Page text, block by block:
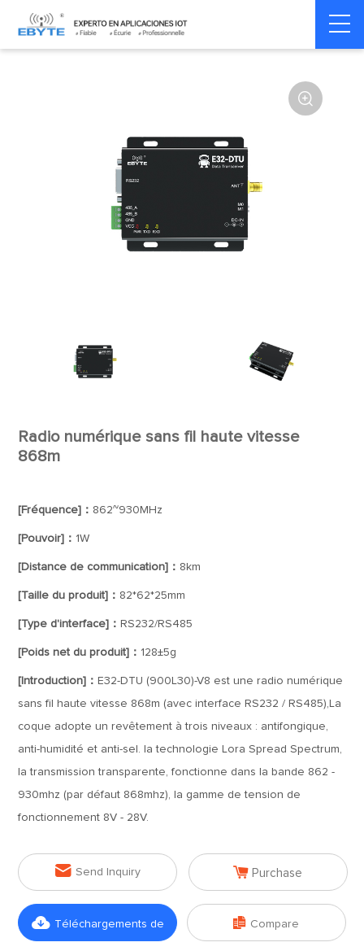
Home > Modem > Wireless modem LoRa wirelss modem

Radio numérique sans fil haute vitesse
868m
[Fréquence]： 862~930MHz
[Pouvoir]： 1W
[Distance de communication]： 8km
[Taille du produit]： 82*62*25mm
[Type d'interface]： RS232/RS485
[Poids net du produit]： 128±5g
[Introduction]： E32-DTU (900L30)-V8 est une radio numérique
sans fil haute vitesse 868m (avec interface RS232 / RS485),La
coque adopte un revêtement à trois niveaux : antifongique,
anti-humidité et anti-sel. la technologie Lora Spread Spectrum,
la transmission transparente, fonctionne dans la bande 862 -
930mhz (par défaut 868mhz), la gamme de tension de
fonctionnement 8V - 28V.
 Send Inquiry  Purchase
 Téléchargements de  Compare